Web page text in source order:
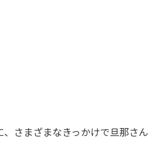
さまざまなきっかけで旦那さ